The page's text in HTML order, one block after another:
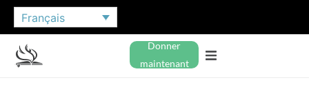
Français
Donner
maintenant